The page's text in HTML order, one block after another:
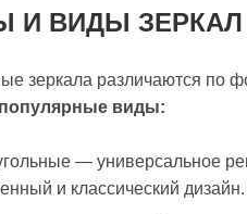
И ВИДЫ ЗЕРКАЛ
зеркала различаются по
виды:
— универсальное
и классический дизайн.